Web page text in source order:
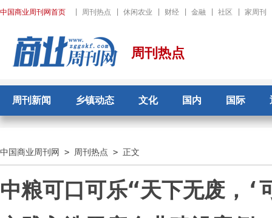
中国商业周刊网首页 周刊热点 休闲农业 财经 金融 社区 家周刊
周刊热点
周刊新闻 乡镇动态 文化 国内 国际
中国商业周刊网 > 周刊热点 > 正文
中粮可口可乐“天下无废，‘